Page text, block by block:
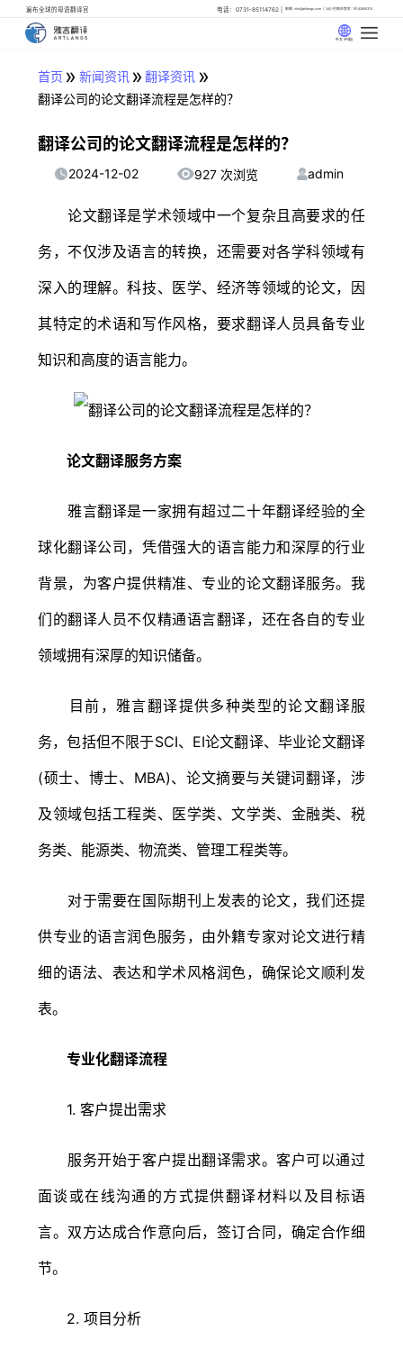
遍布全球的母语翻译官 电话：0731-85114762 邮箱: info@artlangs.com 24小时翻译管家: 18142666316
中文 (中国)
首页 » 新闻资讯» 翻译资讯 »
翻译公司的论文翻译流程是怎样的？
翻译公司的论文翻译流程是怎样的？
2024-12-02 927 次浏览 admin
论文翻译是学术领域中一个复杂且高要求的任
务，不仅涉及语言的转换，还需要对各学科领域有
深入的理解。科技、医学、经济等领域的论文，因
其特定的术语和写作风格，要求翻译人员具备专业
知识和高度的语言能力。
论文翻译服务方案
雅言翻译是一家拥有超过二十年翻译经验的全
球化翻译公司，凭借强大的语言能力和深厚的行业
背景，为客户提供精准、专业的论文翻译服务。我
们的翻译人员不仅精通语言翻译，还在各自的专业
领域拥有深厚的知识储备。
目前，雅言翻译提供多种类型的论文翻译服
务，包括但不限于SCI、EI论文翻译、毕业论文翻译
(硕士、博士、MBA)、论文摘要与关键词翻译，涉
及领域包括工程类、医学类、文学类、金融类、税
务类、能源类、物流类、管理工程类等。
对于需要在国际期刊上发表的论文，我们还提
供专业的语言润色服务，由外籍专家对论文进行精
细的语法、表达和学术风格润色，确保论文顺利发
表。
专业化翻译流程
1. 客户提出需求
服务开始于客户提出翻译需求。客户可以通过
面谈或在线沟通的方式提供翻译材料以及目标语
言。双方达成合作意向后，签订合同，确定合作细
节。
2. 项目分析